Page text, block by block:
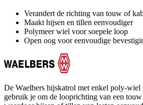
Verandert de richting van touw of
Maakt hijsen en tillen eenvoudiger
Polymeer wiel voor soepele loop
Open oog voor eenvoudige
De Waelbers hijskatrol met enkel poly-wiel
gebruik je om de looprichting van een